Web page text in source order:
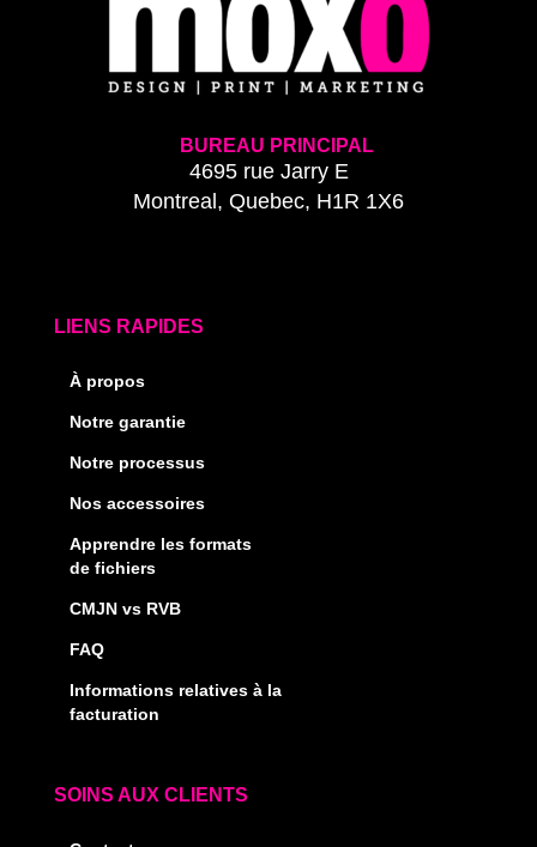
BUREAU PRINCIPAL
4695 rue Jarry E
Montreal, Quebec, H1R 1X6
LIENS RAPIDES
À propos
Notre garantie
Notre processus
Nos accessoires
Apprendre les formats
de fichiers
CMJN vs RVB
FAQ
Informations relatives à la
facturation
SOINS AUX CLIENTS